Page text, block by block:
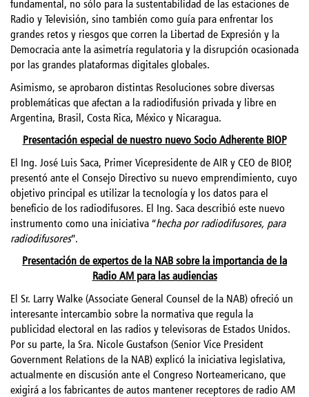
fundamental, no sólo para la sustentabilidad de las estaciones de
Radio y Televisión, sino también como guía para enfrentar los
grandes retos y riesgos que corren la Libertad de Expresión y la
Democracia ante la asimetría regulatoria y la disrupción ocasionada
por las grandes plataformas digitales globales.
Asimismo, se aprobaron distintas Resoluciones sobre diversas
problemáticas que afectan a la radiodifusión privada y libre en
Argentina, Brasil, Costa Rica, México y Nicaragua.
Presentación especial de nuestro nuevo Socio Adherente BIOP
El Ing. José Luis Saca, Primer Vicepresidente de AIR y CEO de BIOP,
presentó ante el Consejo Directivo su nuevo emprendimiento, cuyo
objetivo principal es utilizar la tecnología y los datos para el
beneficio de los radiodifusores. El Ing. Saca describió este nuevo
instrumento como una iniciativa “hecha por radiodifusores, para
radiodifusores”.
Presentación de expertos de la NAB sobre la importancia de la
Radio AM para las audiencias
El Sr. Larry Walke (Associate General Counsel de la NAB) ofreció un
interesante intercambio sobre la normativa que regula la
publicidad electoral en las radios y televisoras de Estados Unidos.
Por su parte, la Sra. Nicole Gustafson (Senior Vice President
Government Relations de la NAB) explicó la iniciativa legislativa,
actualmente en discusión ante el Congreso Norteamericano, que
exigirá a los fabricantes de autos mantener receptores de radio AM